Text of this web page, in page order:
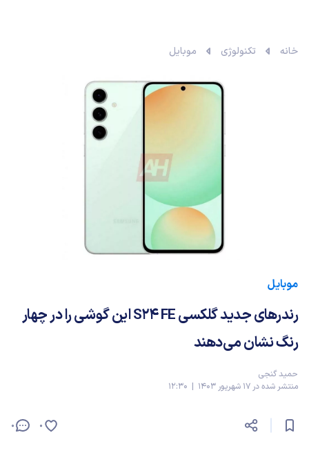
خانه تکنولوژی موبایل
موبایل
رندرهای جدید گلکسی S24 FE این گوشی را در چهار
رنگ نشان می‌دهند
حمید گنجی
منتشر شده در 17 شهریور 1403 | 12:30
0 0